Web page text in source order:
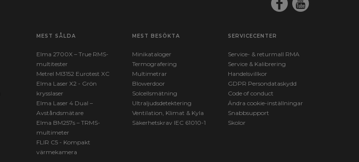
MEST SÅLDA
Elma 2700X – True RMS-
multitester
Metrel MI3152 Eurotest XC
Elma Laser X2 - Grön
krysslaser
Elma Laser 4 Dual –
Avståndsmätare
Elma BM257s – TRMS-
multimeter
FLIR C5 - Kompakt
värmekamera
MEST BESÖKTA
Minikataloger
Termografering
Multimetrar
Blowerdoor
Solcellsmätning
Ultraljudsdetektering
Ventilation, Klimat & Kyla
Säkerhetskrav IEC 61010-1
SERVICECENTER
Service- & returmall RMA
Service & Kalibrering
Handelsvillkor
GDPR Persondataskydd
Code of conduct
Ändra cookie-inställningar
Snabbsupport
Skolor